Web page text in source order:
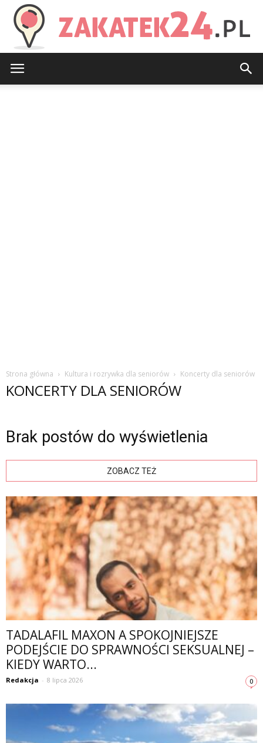
Strona główna Kultura i rozrywka dla seniorów Koncerty dla seniorów
KONCERTY DLA SENIORÓW
Brak postów do wyświetlenia
ZOBACZ TEŻ
TADALAFIL MAXON A SPOKOJNIEJSZE
PODEJŚCIE DO SPRAWNOŚCI SEKSUALNEJ –
KIEDY WARTO...
Redakcja - 8 lipca 2026 0